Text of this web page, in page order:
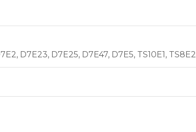
D7E23, D7E25, D7E47, D7E5, TS10E1, TS8E2